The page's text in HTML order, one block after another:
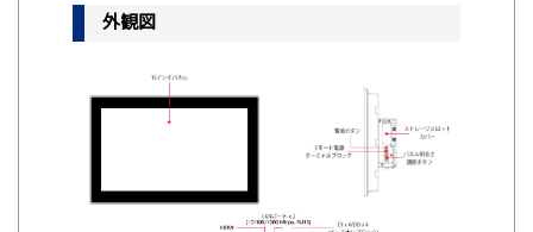
外観図